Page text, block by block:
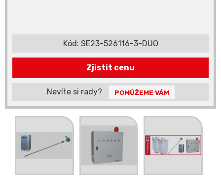
Kód: SE23-526116-3-DUO
Zjistit cenu
Nevíte si rady? POMŮŽEME VÁM